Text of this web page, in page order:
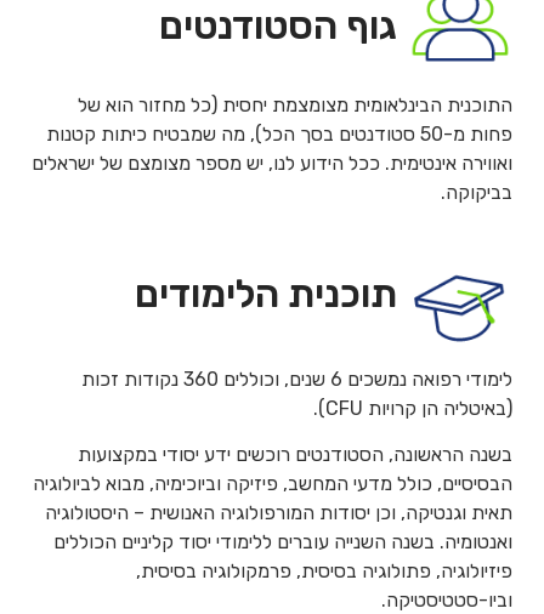
גוף הסטודנטים
התוכנית הבינלאומית מצומצמת יחסית (כל מחזור הוא של
פחות מ-50 סטודנטים בסך הכל), מה שמבטיח כיתות קטנות
ואווירה אינטימית. ככל הידוע לנו, יש מספר מצומצם של ישראלים
בביקוקה.
תוכנית הלימודים
לימודי רפואה נמשכים 6 שנים, וכוללים 360 נקודות זכות
(באיטליה הן קרויות CFU).
בשנה הראשונה, הסטודנטים רוכשים ידע יסודי במקצועות
הבסיסיים, כולל מדעי המחשב, פיזיקה וביוכימיה, מבוא לביולוגיה
תאית וגנטיקה, וכן יסודות המורפולוגיה האנושית – היסטולוגיה
ואנטומיה. בשנה השנייה עוברים ללימודי יסוד קליניים הכוללים
פיזיולוגיה, פתולוגיה בסיסית, פרמקולוגיה בסיסית,
וביו-סטטיסטיקה.